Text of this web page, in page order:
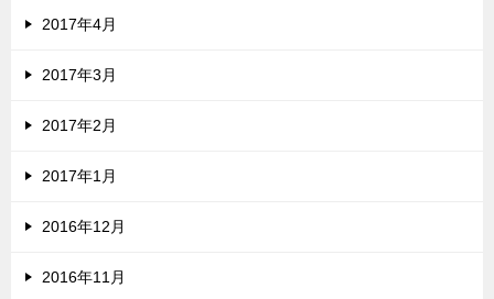
2017年4月
2017年3月
2017年2月
2017年1月
2016年12月
2016年11月